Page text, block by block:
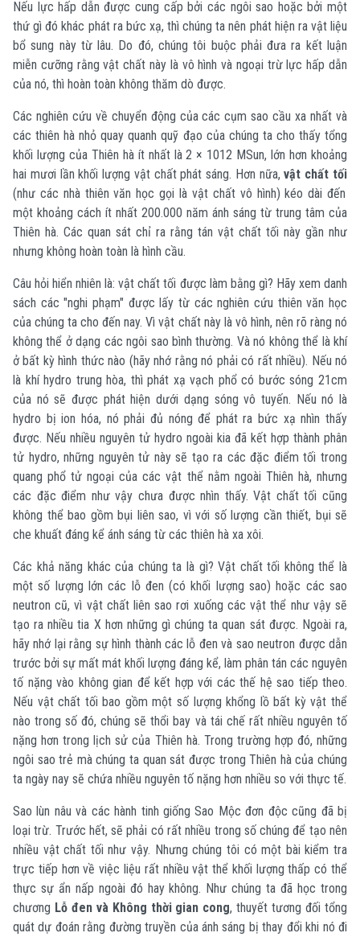
Nếu lực hấp dẫn được cung cấp bởi các ngôi sao hoặc bởi một
thứ gì đó khác phát ra bức xạ, thì chúng ta nên phát hiện ra vật liệu
bổ sung này từ lâu. Do đó, chúng tôi buộc phải đưa ra kết luận
miễn cưỡng rằng vật chất này là vô hình và ngoại trừ lực hấp dẫn
của nó, thì hoàn toàn không thăm dò được.
Các nghiên cứu về chuyển động của các cụm sao cầu xa nhất và
các thiên hà nhỏ quay quanh quỹ đạo của chúng ta cho thấy tổng
khối lượng của Thiên hà ít nhất là 2 × 1012 MSun, lớn hơn khoảng
hai mươi lần khối lượng vật chất phát sáng. Hơn nữa,vật chất tối
(như các nhà thiên văn học gọi là vật chất vô hình) kéo dài đến
một khoảng cách ít nhất 200.000 năm ánh sáng từ trung tâm của
Thiên hà. Các quan sát chỉ ra rằng tán vật chất tối này gần như
nhưng không hoàn toàn là hình cầu.
Câu hỏi hiển nhiên là: vật chất tối được làm bằng gì? Hãy xem danh
sách các "nghi phạm" được lấy từ các nghiên cứu thiên văn học
của chúng ta cho đến nay. Vì vật chất này là vô hình, nên rõ ràng nó
không thể ở dạng các ngôi sao bình thường. Và nó không thể là khí
ở bất kỳ hình thức nào (hãy nhớ rằng nó phải có rất nhiều). Nếu nó
là khí hydro trung hòa, thì phát xạ vạch phổ có bước sóng 21cm
của nó sẽ được phát hiện dưới dạng sóng vô tuyến. Nếu nó là
hydro bị ion hóa, nó phải đủ nóng để phát ra bức xạ nhìn thấy
được. Nếu nhiều nguyên tử hydro ngoài kia đã kết hợp thành phân
tử hydro, những nguyên tử này sẽ tạo ra các đặc điểm tối trong
quang phổ tử ngoại của các vật thể nằm ngoài Thiên hà, nhưng
các đặc điểm như vậy chưa được nhìn thấy. Vật chất tối cũng
không thể bao gồm bụi liên sao, vì với số lượng cần thiết, bụi sẽ
che khuất đáng kể ánh sáng từ các thiên hà xa xôi.
Các khả năng khác của chúng ta là gì? Vật chất tối không thể là
một số lượng lớn các lỗ đen (có khối lượng sao) hoặc các sao
neutron cũ, vì vật chất liên sao rơi xuống các vật thể như vậy sẽ
tạo ra nhiều tia X hơn những gì chúng ta quan sát được. Ngoài ra,
hãy nhớ lại rằng sự hình thành các lỗ đen và sao neutron được dẫn
trước bởi sự mất mát khối lượng đáng kể, làm phân tán các nguyên
tố nặng vào không gian để kết hợp với các thế hệ sao tiếp theo.
Nếu vật chất tối bao gồm một số lượng khổng lồ bất kỳ vật thể
nào trong số đó, chúng sẽ thổi bay và tái chế rất nhiều nguyên tố
nặng hơn trong lịch sử của Thiên hà. Trong trường hợp đó, những
ngôi sao trẻ mà chúng ta quan sát được trong Thiên hà của chúng
ta ngày nay sẽ chứa nhiều nguyên tố nặng hơn nhiều so với thực tế.
Sao lùn nâu và các hành tinh giống Sao Mộc đơn độc cũng đã bị
loại trừ. Trước hết, sẽ phải có rất nhiều trong số chúng để tạo nên
nhiều vật chất tối như vậy. Nhưng chúng tôi có một bài kiểm tra
trực tiếp hơn về việc liệu rất nhiều vật thể khối lượng thấp có thể
thực sự ẩn nấp ngoài đó hay không. Như chúng ta đã học trong
chương Lỗ đen và Không thời gian cong, thuyết tương đối tổng
quát dự đoán rằng đường truyền của ánh sáng bị thay đổi khi nó đi